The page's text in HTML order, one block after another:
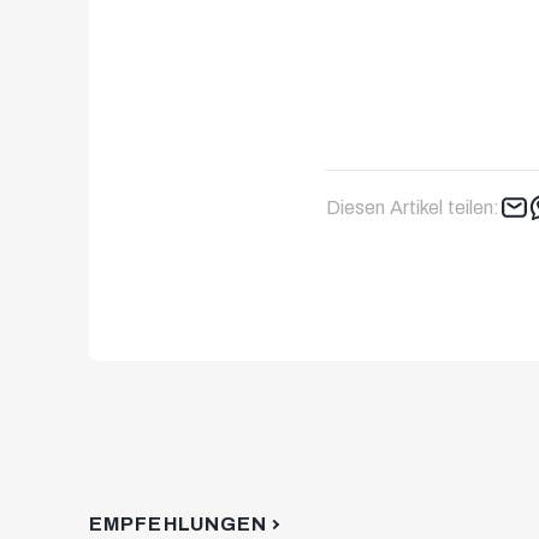
Diesen Artikel teilen:
EMPFEHLUNGEN